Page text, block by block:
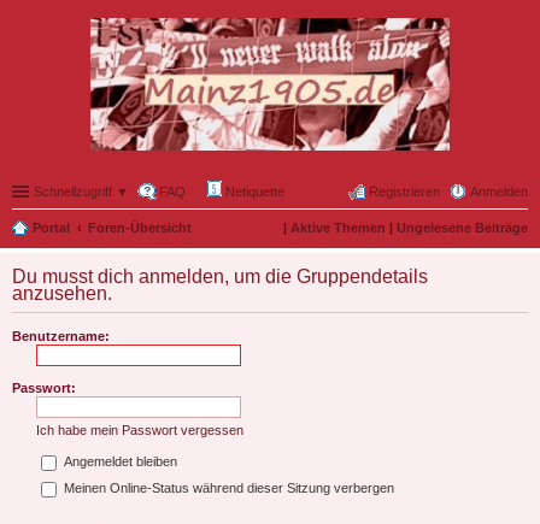
Schnellzugriff ▼ FAQ Netiquette Anmelden
Registrieren
Portal Foren-Übersicht | Aktive Themen | Ungelesene Beiträge
Du musst dich anmelden, um die Gruppendetails
anzusehen.
Benutzername:
Passwort:
Ich habe mein Passwort vergessen
Angemeldet bleiben
Meinen Online-Status während dieser Sitzung verbergen